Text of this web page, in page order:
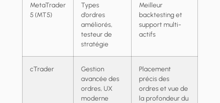
MetaTrader
5 (MT5)
Types
d’ordres
améliorés,
testeur de
stratégie
Meilleur
backtesting et
support multi-
actifs
cTrader
Gestion
avancée des
ordres, UX
moderne
Placement
précis des
ordres et vue de
la profondeur du